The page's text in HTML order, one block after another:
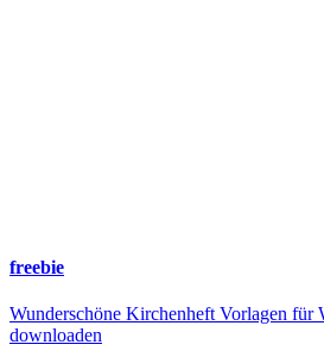
freebie
Wunderschöne Kirchenheft Vorlagen für
downloaden